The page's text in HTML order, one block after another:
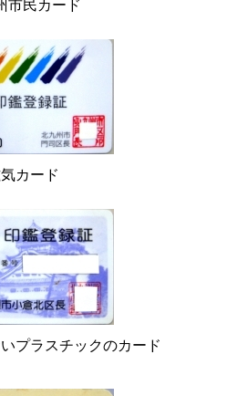
市民カード
カード
プラスチックのカード